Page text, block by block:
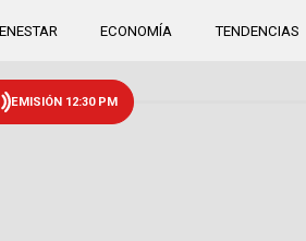
ECONOMÍA TENDENCIAS
EMISIÓN 12:30 PM